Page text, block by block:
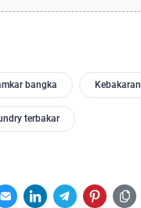
bangka Kebakaran
terbakar